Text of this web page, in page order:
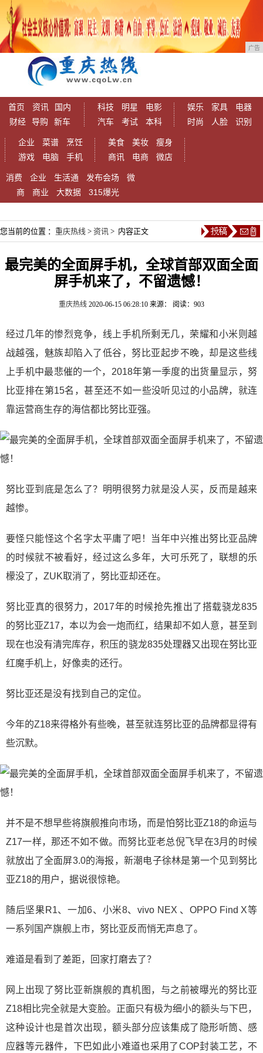
广告
首页 资讯
国内
财经
导购 新车
科技 明星
电影
汽车
考试 本科
娱乐 家具
电器
时尚
人脸 识别
企业 菜谱
烹饪
游戏
电脑 手机
美食 美妆
瘦身
商讯
电商 微店
消费 企业 生活通 发布会场
微
商
商业 大数据 315爆光
您当前的位置 ： 重庆热线 > 资讯 > 内容正文
最完美的全面屏手机，全球首部双面全面
屏手机来了，不留遗憾！
重庆热线 2020-06-15 06:28:10 来源： 阅读：903
经过几年的惨烈竞争，线上手机所剩无几，荣耀和小米则越
战越强，魅族却陷入了低谷，努比亚起步不晚，却是这些线
上手机中最悲催的一个，2018年第一季度的出货量显示，努
比亚排在第15名，甚至还不如一些没听见过的小品牌，就连
靠运营商生存的海信都比努比亚强。
努比亚到底是怎么了？明明很努力就是没人买，反而是越来
越惨。
要怪只能怪这个名字太平庸了吧！当年中兴推出努比亚品牌
的时候就不被看好，经过这么多年，大可乐死了，联想的乐
檬没了，ZUK取消了，努比亚却还在。
努比亚真的很努力，2017年的时候抢先推出了搭载骁龙835
的努比亚Z17，本以为会一炮而红，结果却不如人意，甚至到
现在也没有清完库存，积压的骁龙835处理器又出现在努比亚
红魔手机上，好像卖的还行。
努比亚还是没有找到自己的定位。
今年的Z18来得格外有些晚，甚至就连努比亚的品牌都显得有
些沉默。
并不是不想早些将旗舰推向市场，而是怕努比亚Z18的命运与
Z17一样，那还不如不做。而努比亚老总倪飞早在3月的时候
就放出了全面屏3.0的海报，新潮电子徐林是第一个见到努比
亚Z18的用户，据说很惊艳。
随后坚果R1、一加6、小米8、vivo NEX 、OPPO Find X等
一系列国产旗舰上市，努比亚反而悄无声息了。
难道是看到了差距，回家打磨去了？
网上出现了努比亚新旗舰的真机图，与之前被曝光的努比亚
Z18相比完全就是大变脸。正面只有极为细小的额头与下巴，
这种设计也是首次出现，额头部分应该集成了隐形听筒、感
应器等元器件，下巴如此小难道也采用了COP封装工艺，不